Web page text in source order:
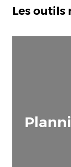
Les outils